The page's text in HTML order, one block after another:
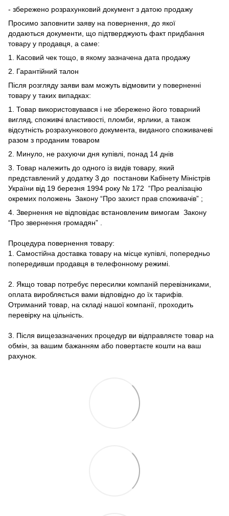
- збережено розрахунковий документ з датою продажу
Просимо заповнити заяву на повернення, до якої
додаються документи, що підтверджують факт придбання
товару у продавця, а саме:
1. Касовий чек тощо, в якому зазначена дата продажу
2. Гарантійний талон
Після розгляду заяви вам можуть відмовити у поверненні
товару у таких випадках:
1. Товар використовувався і не збережено його товарний
вигляд, споживчі властивості, пломби, ярлики, а також
відсутність розрахункового документа, виданого споживачеві
разом з проданим товаром
2. Минуло, не рахуючи дня купівлі, понад 14 днів
3. Товар належить до одного із видів товару, який
представлений у додатку 3 до постанови Кабінету Міністрів
України від 19 березня 1994 року № 172 “Про реалізацію
окремих положень Закону “Про захист прав споживачів” ;
4. Звернення не відповідає встановленим вимогам Закону
“Про звернення громадян”
Процедура повернення товару:
1. Самостійна доставка товару на місце купівлі, попередньо
попередивши продавця в телефонному режимі.
2. Якщо товар потребує пересилки компаній перевізниками,
оплата виробляється вами відповідно до їх тарифів.
Отриманий товар, на складі нашої компанії, проходить
перевірку на цільність.
3. Після вищезазначених процедур ви відправляєте товар на
обмін, за вашим бажанням або повертаєте кошти на ваш
рахунок.